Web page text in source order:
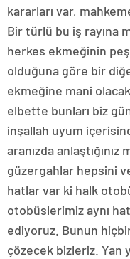
kararları var,
Bir türlü bu iş rayına
herkes ekmeğinin
olduğuna göre bir
ekmeğine mani
elbette bunları biz
inşallah uyum
aranızda
güzergahlar hepsini
hatlar var ki halk
otobüslerimiz aynı
ediyoruz. Bunun
çözecek bizleriz. Yan